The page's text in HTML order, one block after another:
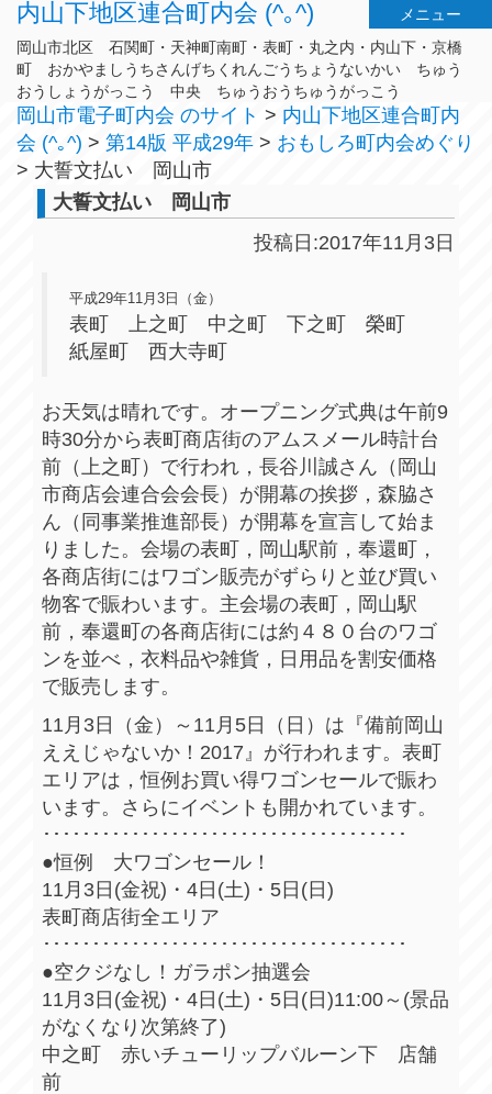
内山下地区連合町内会 (^｡^)
メニュー
岡山市北区 石関町・天神町南町・表町・丸之内・内山下・京橋
町 おかやましうちさんげちくれんごうちょうないかい ちゅう
おうしょうがっこう 中央 ちゅうおうちゅうがっこう
岡山市電子町内会 のサイト > 内山下地区連合町内
会 (^｡^) > 第14版 平成29年 > おもしろ町内会めぐり
> 大誓文払い 岡山市
大誓文払い 岡山市
投稿日:2017年11月3日
平成29年11月3日（金）
表町 上之町 中之町 下之町 榮町
紙屋町 西大寺町
お天気は晴れです。オープニング式典は午前9
時30分から表町商店街のアムスメール時計台
前（上之町）で行われ，長谷川誠さん（岡山
市商店会連合会会長）が開幕の挨拶，森脇さ
ん（同事業推進部長）が開幕を宣言して始ま
りました。会場の表町，岡山駅前，奉還町，
各商店街にはワゴン販売がずらりと並び買い
物客で賑わいます。主会場の表町，岡山駅
前，奉還町の各商店街には約４８０台のワゴ
ンを並べ，衣料品や雑貨，日用品を割安価格
で販売します。
11月3日（金）～11月5日（日）は『備前岡山
ええじゃないか！2017』が行われます。表町
エリアは，恒例お買い得ワゴンセールで賑わ
います。さらにイベントも開かれています。
･････････････････････････････････････
●恒例 大ワゴンセール！
11月3日(金祝)・4日(土)・5日(日)
表町商店街全エリア
･････････････････････････････････････
●空クジなし！ガラポン抽選会
11月3日(金祝)・4日(土)・5日(日)11:00～(景品
がなくなり次第終了)
中之町 赤いチューリップバルーン下 店舗
前